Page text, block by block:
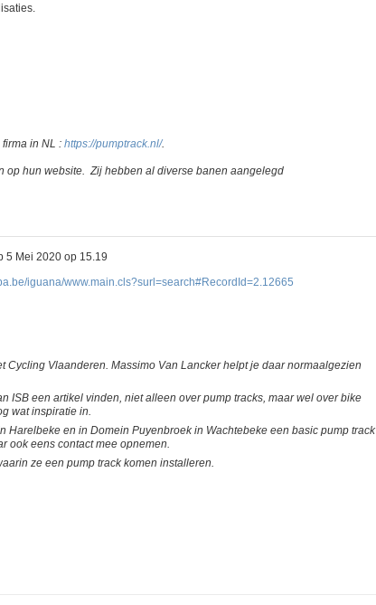
in NL : https://pumptrack.nl/.
op hun website. Zij hebben al diverse banen aangelegd
5 Mei 2020 op 15.19
iguana/www.main.cls?surl=search#RecordId=2.12665
Cycling Vlaanderen. Massimo Van Lancker helpt je daar normaalgezien
ISB een artikel vinden, niet alleen over pump tracks, maar wel over bike
wat inspiratie in.
Harelbeke en in Domein Puyenbroek in Wachtebeke een basic pump track
ook eens contact mee opnemen.
ze een pump track komen installeren.